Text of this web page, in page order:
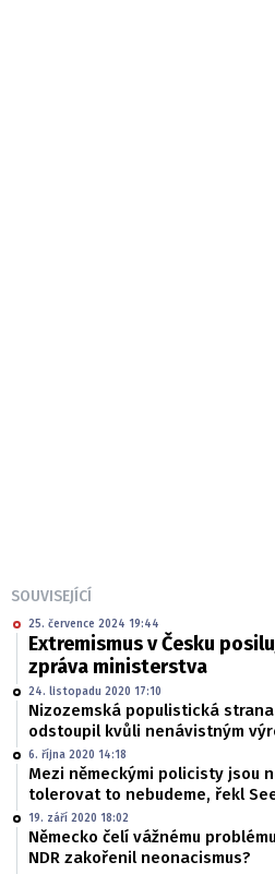
SOUVISEJÍCÍ
25. července 2024 19:44
Extremismus v Česku
zpráva ministerstva
24. listopadu 2020 17:10
Nizozemská populistická
odstoupil kvůli nenávistným
6. října 2020 14:18
Mezi německými policisty jsou
tolerovat to nebudeme, řekl
19. září 2020 18:02
Německo čelí vážnému
NDR zakořenil neonacismus?